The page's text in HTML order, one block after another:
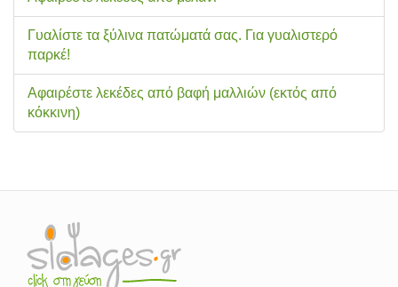
Γυαλίστε τα ξύλινα πατώματά σας. Για γυαλιστερό
παρκέ!
Αφαιρέστε λεκέδες από βαφή μαλλιών (εκτός από
κόκκινη)